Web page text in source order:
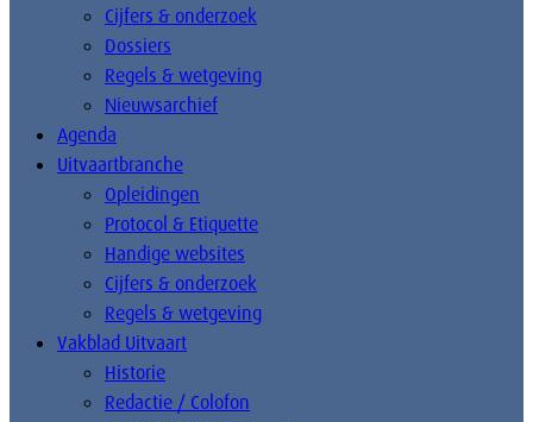
Cijfers & onderzoek
Dossiers
Regels & wetgeving
Nieuwsarchief
Agenda
Uitvaartbranche
Opleidingen
Protocol & Etiquette
Handige websites
Cijfers & onderzoek
Regels & wetgeving
Vakblad Uitvaart
Historie
Redactie / Colofon